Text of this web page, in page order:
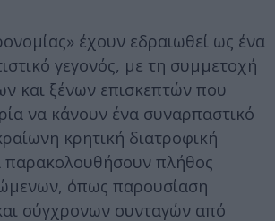
έχουν εδραιωθεί ως ένα
γεγονός, με τη συμμετοχή
και ξένων επισκεπτών που
να κάνουν ένα συναρπαστικό
κρητική διατροφική
παρακολουθήσουν πλήθος
όπως παρουσίαση
σύγχρονων συνταγών από